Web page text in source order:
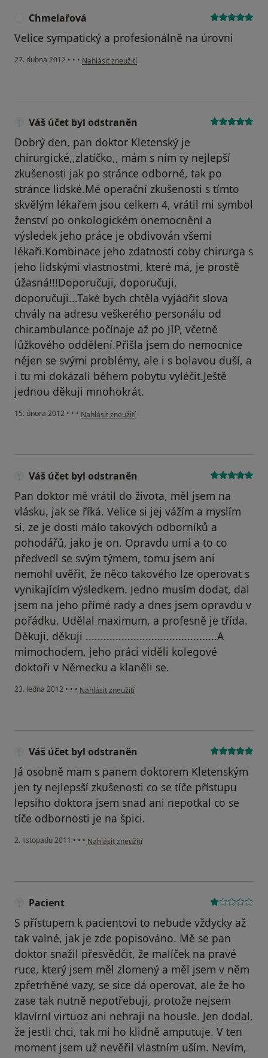
Chmelařová
Velice sympatický a profesionálně na úrovni
27. dubna 2012 • • • podle názoru uživatele Chmelařová
Nahlásit zneužití
Váš účet byl odstraněn
Dobrý den, pan doktor Kletenský je
chirurgické,,zlatíčko,, mám s ním ty nejlepší
zkušenosti jak po stránce odborné, tak po
stránce lidské.Mé operační zkušenosti s tímto
skvělým lékařem jsou celkem 4, vrátil mi symbol
ženství po onkologickém onemocnění a
výsledek jeho práce je obdivován všemi
lékaři.Kombinace jeho zdatnosti coby chirurga s
jeho lidskými vlastnostmi, které má, je prostě
úžasná!!!Doporučuji, doporučuji,
doporučuji...Také bych chtěla vyjádřit slova
chvály na adresu veškerého personálu od
chir.ambulance počínaje až po JIP, včetně
lůžkového oddělení.Přišla jsem do nemocnice
néjen se svými problémy, ale i s bolavou duší, a
i tu mi dokázali během pobytu vyléčit.Ještě
jednou děkuji mnohokrát.
15. února 2012 • • • podle názoru uživatele Váš účet byl odstraněn
Nahlásit zneužití
Váš účet byl odstraněn
Pan doktor mě vrátil do života, měl jsem na
vlásku, jak se říká. Velice si jej vážím a myslím
si, ze je dosti málo takových odborníků a
pohodářů, jako je on. Opravdu umí a to co
předvedl se svým týmem, tomu jsem ani
nemohl uvěřit, že něco takového lze operovat s
vynikajícím výsledkem. Jedno musím dodat, dal
jsem na jeho přímé rady a dnes jsem opravdu v
pořádku. Udělal maximum, a profesně je třída.
Děkuji, děkuji ............................................A
mimochodem, jeho práci viděli kolegové
doktoři v Německu a klaněli se.
23. ledna 2012 • • • podle názoru uživatele Váš účet byl odstraněn
Nahlásit zneužití
Váš účet byl odstraněn
Já osobně mam s panem doktorem Kletenským
jen ty nejlepsší zkušenosti co se tíče přístupu
lepsiho doktora jsem snad ani nepotkal co se
tíče odbornosti je na špici.
2. listopadu 2011 • • • podle názoru uživatele Váš účet byl odstraněn
Nahlásit zneužití
Pacient
S přístupem k pacientovi to nebude vždycky až
tak valné, jak je zde popisováno. Mě se pan
doktor snažil přesvědčit, že malíček na pravé
ruce, který jsem měl zlomený a měl jsem v něm
zpřetrhěné vazy, se sice dá operovat, ale že ho
zase tak nutně nepotřebuji, protože nejsem
klavírní virtuoz ani nehraji na housle. Jen dodal,
že jestli chci, tak mi ho klidně amputuje. V ten
moment jsem už nevěřil vlastním uším. Nevím,